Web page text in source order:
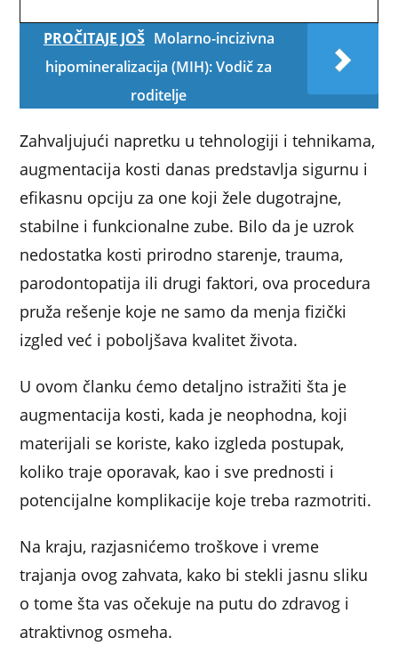
PROČITAJE JOŠ Molarno-incizivna
hipomineralizacija (MIH): Vodič za
roditelje
Zahvaljujući napretku u tehnologiji i tehnikama,
augmentacija kosti danas predstavlja sigurnu i
efikasnu opciju za one koji žele dugotrajne,
stabilne i funkcionalne zube. Bilo da je uzrok
nedostatka kosti prirodno starenje, trauma,
parodontopatija ili drugi faktori, ova procedura
pruža rešenje koje ne samo da menja fizički
izgled već i poboljšava kvalitet života.
U ovom članku ćemo detaljno istražiti šta je
augmentacija kosti, kada je neophodna, koji
materijali se koriste, kako izgleda postupak,
koliko traje oporavak, kao i sve prednosti i
potencijalne komplikacije koje treba razmotriti.
Na kraju, razjasnićemo troškove i vreme
trajanja ovog zahvata, kako bi stekli jasnu sliku
o tome šta vas očekuje na putu do zdravog i
atraktivnog osmeha.